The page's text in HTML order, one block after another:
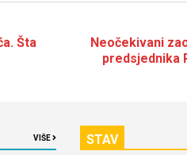
Šta
Neočekivani
predsjednika
VIŠE STAV